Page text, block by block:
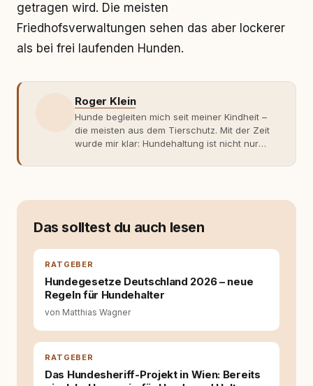
getragen wird. Die meisten
Friedhofsverwaltungen sehen das aber lockerer
als bei frei laufenden Hunden.
Roger Klein
Hunde begleiten mich seit meiner Kindheit –
die meisten aus dem Tierschutz. Mit der Zeit
wurde mir klar: Hundehaltung ist nicht nur
Fachwissen. Der Wendepunkt kam mit meinem
moderner Hundeerziehung
entsteht echte Bindung dort, wo Verständnis
Wissen ersetzt – nicht umgekehrt. Aus dieser
Entwicklung entstand rundum.dog – ein
Wissens- und Serviceportal für
und der Schweiz. Meine Überzeugung:
Tierschutz beginnt mit Wissen. Wer seinen
Hund versteht, trifft bessere Entscheidungen –
für ein Zusammenleben, das beiden guttut.
Das solltest du auch lesen
RATGEBER
Hundegesetze Deutschland 2026 – neue
Regeln für Hundehalter
von Matthias Wagner
RATGEBER
Das Hundesheriff-Projekt in Wien: Bereits